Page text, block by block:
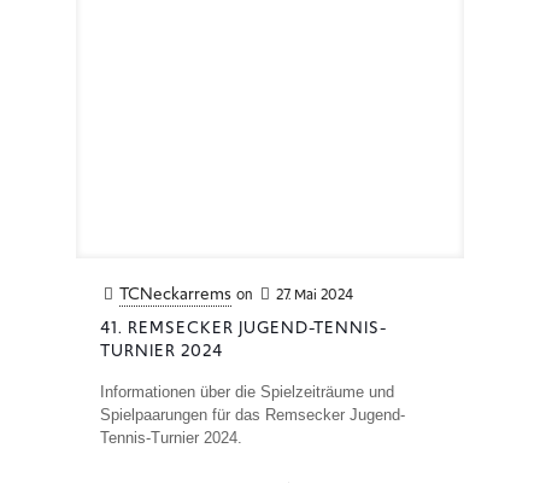
TCNeckarrems on 27. Mai 2024
41. REMSECKER JUGEND-TENNIS-
TURNIER 2024
Informationen über die Spielzeiträume und
Spielpaarungen für das Remsecker Jugend-
Tennis-Turnier 2024.